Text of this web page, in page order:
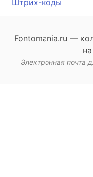
Штрих-коды
Fontomania.ru —
Электронная почта